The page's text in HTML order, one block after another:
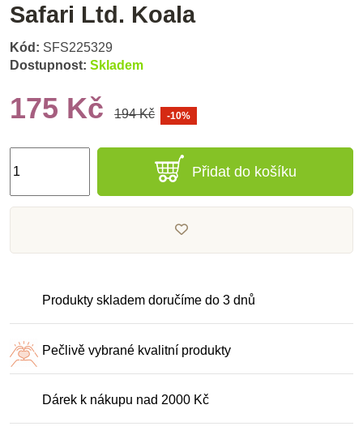
Safari Ltd. Koala
Kód: SFS225329
Dostupnost: Skladem
175 Kč 194 Kč -10%
Přidat do košíku
Produkty skladem doručíme do 3 dnů
Pečlivě vybrané kvalitní produkty
Dárek k nákupu nad 2000 Kč